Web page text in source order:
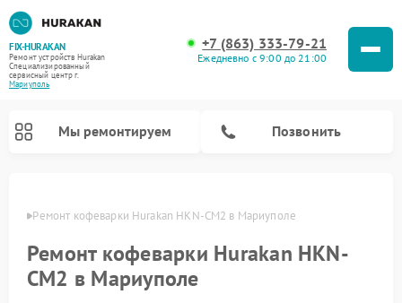
FIX-HURAKAN
Ремонт устройств Hurakan
Специализированный
cервисный центр г.
Мариуполь
+7 (863) 333-79-21
Ежедневно с 9:00 до 21:00
Мы ремонтируем Позвонить
Ремонт кофеварки Hurakan HKN-CM2 в Мариуполе
Ремонт кофеварки Hurakan HKN-
CM2 в Мариуполе